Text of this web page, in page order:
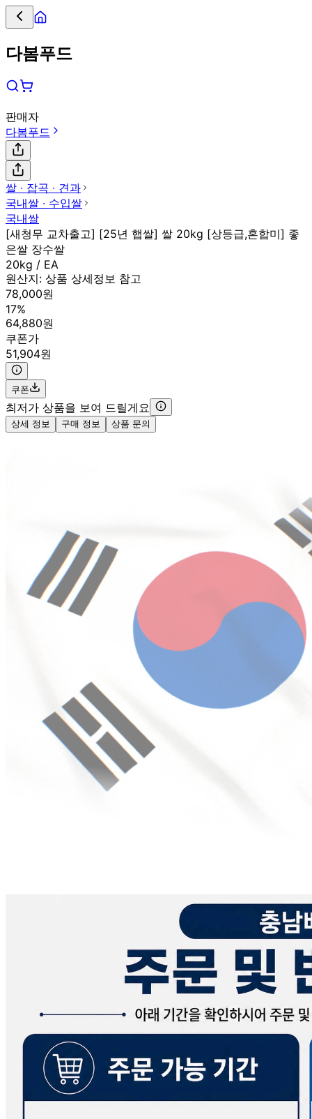
다봄푸드
판매자
다봄푸드
쌀 ∙ 잡곡 ∙ 견과
국내쌀 ∙ 수입쌀
국내쌀
[새청무 교차출고] [25년 햅쌀] 쌀 20kg [상등급,혼합미] 좋
은쌀 장수쌀
20kg / EA
원산지: 상품 상세정보 참고
78,000원
17%
64,880원
쿠폰가
51,904원
쿠폰
최저가 상품을 보여 드릴게요
상세 정보 구매 정보 상품 문의